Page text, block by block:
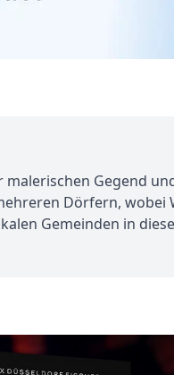
malerischen Gegend
Dörfern, wobei
Gemeinden in